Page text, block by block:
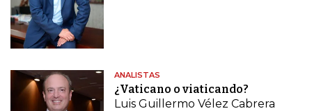
ANALISTAS
¿Vaticano o viaticando?
Luis Guillermo Vélez Cabrera